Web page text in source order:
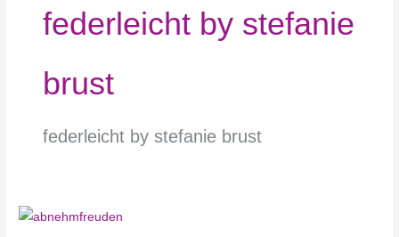
federleicht by stefanie
brust
federleicht by stefanie brust